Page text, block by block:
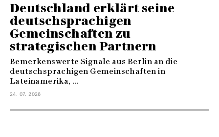
Deutschland erklärt seine
deutschsprachigen
Gemeinschaften zu
strategischen Partnern
Bemerkenswerte Signale aus Berlin an die
deutschsprachigen Gemeinschaften in
Lateinamerika, ...
24. 07. 2026